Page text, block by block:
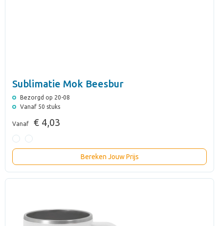
Sublimatie Mok Beesbur
Bezorgd op 20-08
Vanaf 50 stuks
Vanaf € 4,03
Bereken Jouw Prijs